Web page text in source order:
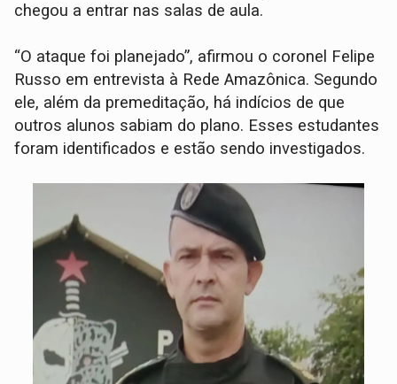
chegou a entrar nas salas de aula.
“O ataque foi planejado”, afirmou o coronel Felipe
Russo em entrevista à Rede Amazônica. Segundo
ele, além da premeditação, há indícios de que
outros alunos sabiam do plano. Esses estudantes
foram identificados e estão sendo investigados.